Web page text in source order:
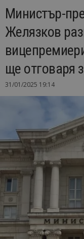
Министър-
Желязков
ще отговаря
31/01/2025 19:14